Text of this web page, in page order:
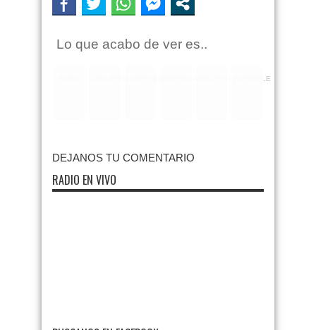
Lo que acabo de ver es..
INCREIBLE
DEJANOS TU COMENTARIO
RADIO EN VIVO